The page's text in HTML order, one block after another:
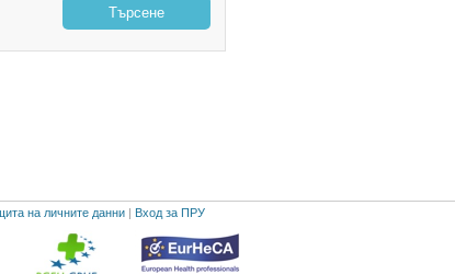
Търсене
на личните данни | Вход за ПРУ